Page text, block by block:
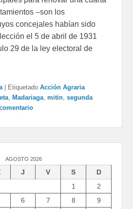
–son los
concejales habían sido
el 5 de abril de 1931
29 de la ley electoral de
Etiquetado Acción Agraria
, Madariaga,mitin,segunda
AGOSTO 2026
J V S
D
1
2
6 7 8
9